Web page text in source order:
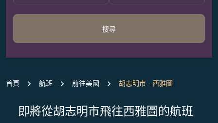
搜尋
首頁 航班 前往美國 胡志明市 - 西雅圖
即將從胡志明市飛往西雅圖的航班
無符合您設定條件的票價，請調整篩選條件。